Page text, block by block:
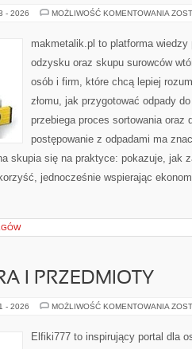
- 2026 MOŻLIWOŚĆ KOMENTOWANIA
makmetalik.pl to platforma
odzysku oraz skupu surowców
osób i firm, które chcą lepiej
złomu, jak przygotować odpady
przebiega proces sortowania oraz
postępowanie z odpadami ma
skupia się na praktyce: pokazuje, jak
jednocześnie wspierając
I PRZEDMIOTY
- 2026 MOŻLIWOŚĆ KOMENTOWANIA
Elfiki777 to inspirujący portal dla